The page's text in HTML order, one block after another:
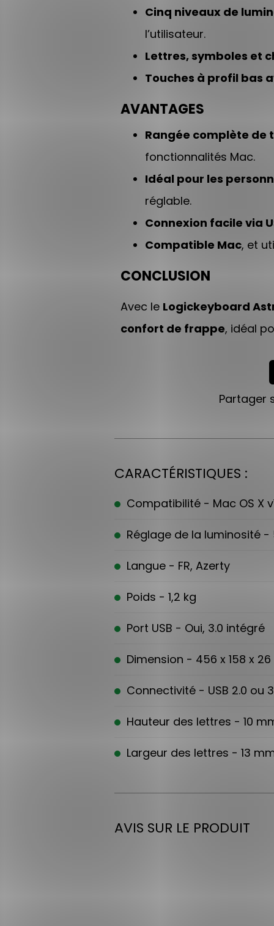
Cinq niveaux de
l’utilisateur.
Lettres, symboles et
Touches à profil bas
AVANTAGES
Rangée complète de
fonctionnalités Mac.
Idéal pour les
réglable.
Connexion facile via
Compatible Mac, et
CONCLUSION
Avec le Logickeyboard
confort de frappe, idéal
Partager
CARACTÉRISTIQUES :
Compatibilité - Mac OS X
Réglage de la luminosité
Langue - FR, Azerty
Poids - 1,2 kg
Port USB - Oui, 3.0 intégré
Dimension - 456 x 158 x
Connectivité - USB 2.0 ou
Hauteur des lettres - 10
Largeur des lettres - 13
AVIS SUR LE PRODUIT